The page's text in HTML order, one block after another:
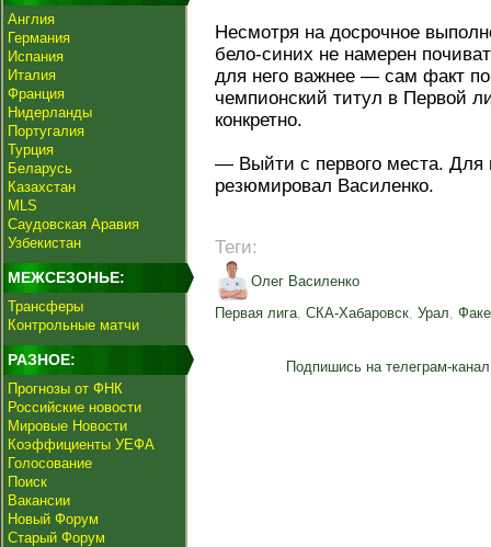
Англия
Германия
Испания
Италия
Франция
Нидерланды
Португалия
Турция
Беларусь
Казахстан
MLS
Саудовская Аравия
Узбекистан
МЕЖСЕЗОНЬЕ:
Трансферы
Контрольные матчи
РАЗНОЕ:
Прогнозы от ФНК
Российские новости
Мировые Новости
Коэффициенты УЕФА
Голосование
Поиск
Вакансии
Новый Форум
Старый Форум
Несмотря на досрочное
бело-синих не намерен
для него важнее — сам факт
чемпионский титул в Первой
конкретно.
— Выйти с первого места. Для
резюмировал Василенко.
Теги:
Олег Василенко
Первая лига, СКА-Хабаровск, Урал,
Подпишись на телеграм-